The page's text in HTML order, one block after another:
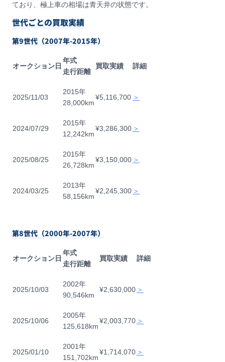
ており、極上車の相場は青天井の状態です。
世代ごとの買取実績
第9世代（2007年-2015年）
オークション日
年式
走行距離
買取実績 詳細
2025/11/03
2015年
28,000km
¥5,116,700 ＞
2024/07/29
2015年
12,242km
¥3,286,300 ＞
2025/08/25
2015年
26,728km
¥3,150,000 ＞
2024/03/25
2013年
58,156km
¥2,245,300 ＞
第8世代（2000年-2007年）
オークション日
年式
走行距離
買取実績 詳細
2025/10/03
2002年
90,546km
¥2,630,000 ＞
2025/10/06
2005年
125,618km
¥2,003,770 ＞
2025/01/10
2001年
151,702km
¥1,714,070 ＞